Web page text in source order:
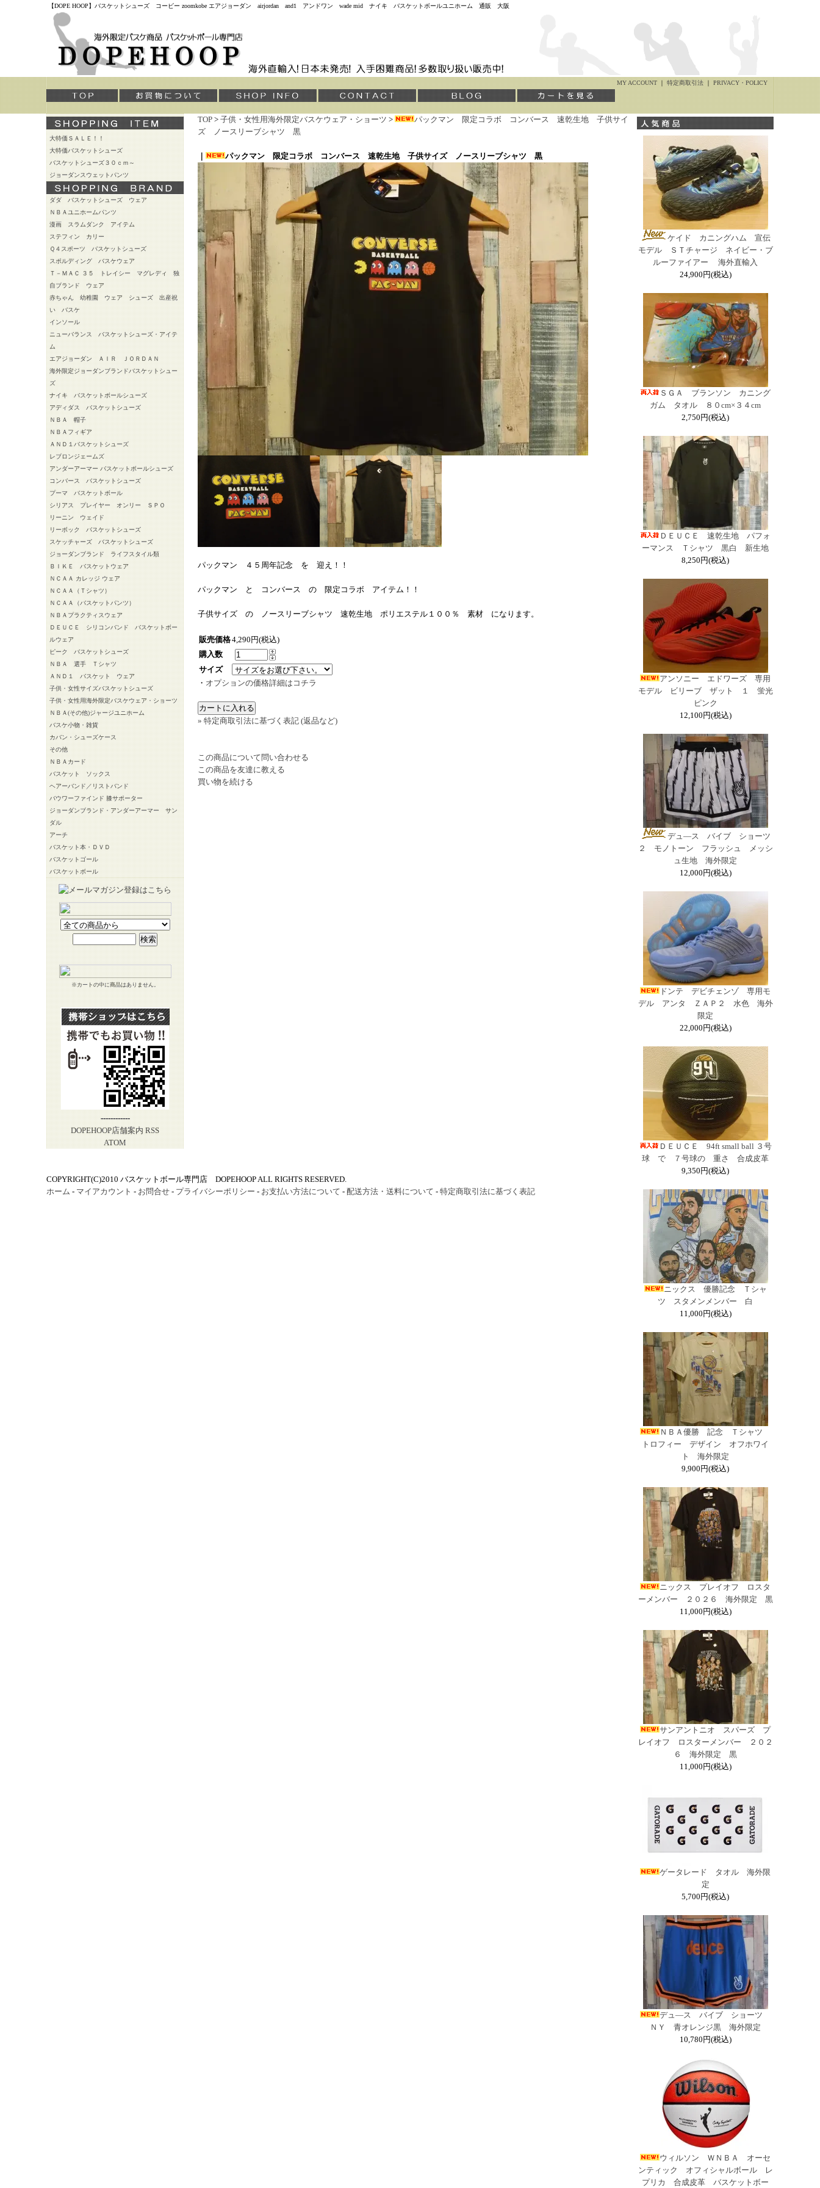
【DOPE HOOP】バスケットシューズ コービー zoomkobe エアジョーダン airjordan and1 アンドワン wade mid ナイキ バスケットボールユニホーム 通販 大阪
MY ACCOUNT｜特定商取引法｜PRIVACY・POLICY
大特価ＳＡＬＥ！！
大特価バスケットシューズ
バスケットシューズ３０ｃｍ～
ジョーダンスウェットパンツ
ダダ バスケットシューズ ウェア
ＮＢＡユニホームパンツ
漫画 スラムダンク アイテム
ステフィン カリー
Ｑ４スポーツ バスケットシューズ
スポルディング バスケウェア
Ｔ－ＭＡＣ ３５ トレイシー マグレディ 独
自ブランド ウェア
赤ちゃん 幼稚園 ウェア シューズ 出産祝
い バスケ
インソール
ニューバランス バスケットシューズ・アイテ
ム
エアジョーダン ＡＩＲ ＪＯＲＤＡＮ
海外限定ジョーダンブランドバスケットシュー
ズ
ナイキ バスケットボールシューズ
アディダス バスケットシューズ
ＮＢＡ 帽子
ＮＢＡフィギア
ＡＮＤ１バスケットシューズ
レブロンジェームズ
アンダーアーマー バスケットボールシューズ
コンバース バスケットシューズ
プーマ バスケットボール
シリアス プレイヤー オンリー ＳＰＯ
リーニン ウェイド
リーボック バスケットシューズ
スケッチャーズ バスケットシューズ
ジョーダンブランド ライフスタイル類
ＢＩＫＥ バスケットウェア
ＮＣＡＡ カレッジ ウェア
ＮＣＡＡ（Ｔシャツ）
ＮＣＡＡ（バスケットパンツ）
ＮＢＡプラクティスウェア
ＤＥＵＣＥ シリコンバンド バスケットボー
ルウェア
ピーク バスケットシューズ
ＮＢＡ 選手 Ｔシャツ
ＡＮＤ１ バスケット ウェア
子供・女性サイズバスケットシューズ
子供・女性用海外限定バスケウェア・ショーツ
ＮＢＡ(その他)ジャージユニホーム
バスケ小物・雑貨
カバン・シューズケース
その他
ＮＢＡカード
バスケット ソックス
ヘアーバンド／リストバンド
バウワーファインド 膝サポーター
ジョーダンブランド・アンダーアーマー サン
ダル
アーチ
バスケット本・ＤＶＤ
バスケットゴール
バスケットボール
※カートの中に商品はありません。
------------
DOPEHOOP店舗案内 RSS
ATOM
ケイド カニングハム 宣伝
モデル ＳＴチャージ ネイビー・ブ
ルーファイアー 海外直輸入
24,900円(税込)
ＳＧＡ ブランソン カニング
ガム タオル ８０cm×３４cm
2,750円(税込)
ＤＥＵＣＥ 速乾生地 パフォ
ーマンス Ｔシャツ 黒白 新生地
8,250円(税込)
アンソニー エドワーズ 専用
モデル ビリーブ ザット １ 蛍光
ピンク
12,100円(税込)
デュ―ス バイブ ショーツ
２ モノトーン フラッシュ メッシ
ュ生地 海外限定
12,000円(税込)
ドンテ デビチェンゾ 専用モ
デル アンタ ＺＡＰ２ 水色 海外
限定
22,000円(税込)
ＤＥＵＣＥ 94ft small ball ３号
球 で ７号球の 重さ 合成皮革
9,350円(税込)
ニックス 優勝記念 Ｔシャ
ツ スタメンメンバー 白
11,000円(税込)
ＮＢＡ優勝 記念 Ｔシャツ
トロフィー デザイン オフホワイ
ト 海外限定
9,900円(税込)
ニックス プレイオフ ロスタ
ーメンバー ２０２６ 海外限定 黒
11,000円(税込)
サンアントニオ スパーズ プ
レイオフ ロスターメンバー ２０２
６ 海外限定 黒
11,000円(税込)
ゲータレード タオル 海外限
定
5,700円(税込)
デュ―ス バイブ ショーツ
ＮＹ 青オレンジ黒 海外限定
10,780円(税込)
ウィルソン ＷＮＢＡ オーセ
ンティック オフィシャルボール レ
プリカ 合成皮革 バスケットボー
TOP > 子供・女性用海外限定バスケウェア・ショーツ >
パックマン 限定コラボ コンバース 速乾生地 子供サイ
ズ ノースリーブシャツ 黒
パックマン 限定コラボ コンバース 速乾生地 子供サイズ ノースリーブシャツ 黒
パックマン ４５周年記念 を 迎え！！
パックマン と コンバース の 限定コラボ アイテム！！
子供サイズ の ノースリーブシャツ 速乾生地 ポリエステル１００％ 素材 になります。
販売価格4,290円(税込)
購入数
サイズ
・ オプションの価格詳細はコチラ
» 特定商取引法に基づく表記 (返品など)
この商品について問い合わせる
この商品を友達に教える
買い物を続ける
COPYRIGHT(C)2010 バスケットボール専門店 DOPEHOOP ALL RIGHTS RESERVED.
ホーム - マイアカウント - お問合せ - プライバシーポリシー - お支払い方法について - 配送方法・送料について - 特定商取引法に基づく表記